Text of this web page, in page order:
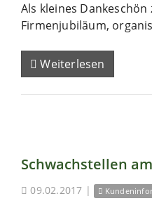
Als kleines
Firmenjubiläum,
Weiterlesen
Schwachstellen
09.02.2017 |